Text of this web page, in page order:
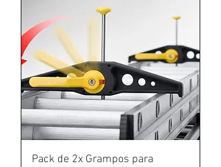
Pack de 2x Grampos para